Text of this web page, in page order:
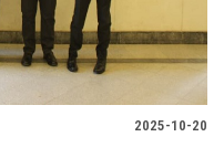
2025-10-20